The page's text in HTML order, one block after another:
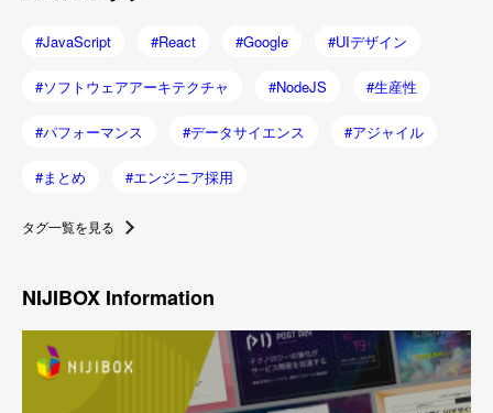
JavaScript React Google UIデザイン
ソフトウェアアーキテクチャ NodeJS 生産性
パフォーマンス データサイエンス アジャイル
まとめ エンジニア採用
タグ一覧を見る
NIJIBOX Information